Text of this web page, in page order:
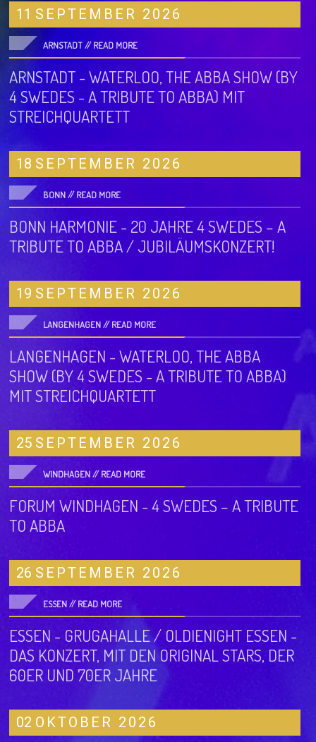
11 SEPTEMBER 2026
ARNSTADT //READ MORE
ARNSTADT - WATERLOO, THE ABBA SHOW (BY
4 SWEDES - A TRIBUTE TO ABBA) MIT
STREICHQUARTETT
18 SEPTEMBER 2026
BONN //READ MORE
BONN HARMONIE - 20 JAHRE 4 SWEDES – A
TRIBUTE TO ABBA / JUBILÄUMSKONZERT!
19 SEPTEMBER 2026
LANGENHAGEN //READ MORE
LANGENHAGEN - WATERLOO, THE ABBA
SHOW (BY 4 SWEDES - A TRIBUTE TO ABBA)
MIT STREICHQUARTETT
25 SEPTEMBER 2026
WINDHAGEN //READ MORE
FORUM WINDHAGEN - 4 SWEDES – A TRIBUTE
TO ABBA
26 SEPTEMBER 2026
ESSEN //READ MORE
ESSEN - GRUGAHALLE / OLDIENIGHT ESSEN -
DAS KONZERT, MIT DEN ORIGINAL STARS, DER
60ER UND 70ER JAHRE
02 OKTOBER 2026